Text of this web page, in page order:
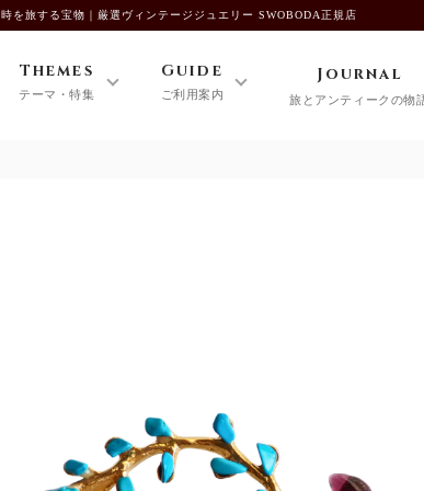
時を旅する宝物｜厳選ヴィンテージジュエリー SWOBODA正規店
Themes
テーマ・特集
Guide
ご利用案内
Journal
旅とアンティークの物